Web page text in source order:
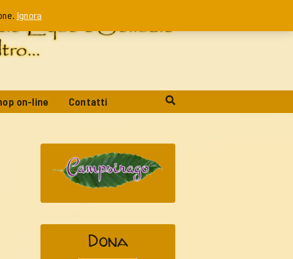
on-line Contatti
Dona
Ignora